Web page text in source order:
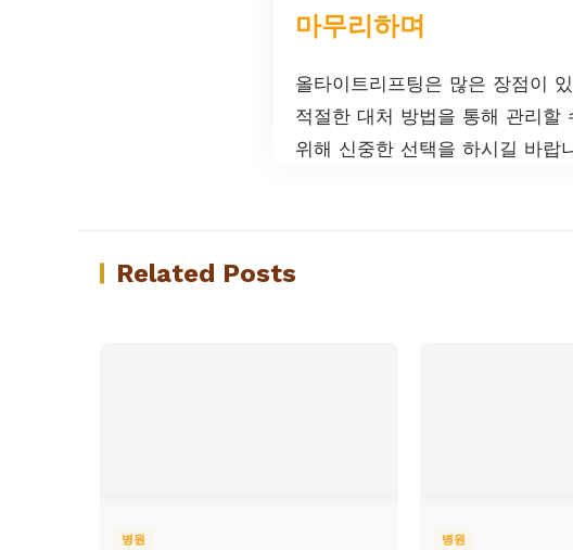
마무리하며
올타이트리프팅은 많은 장점이
적절한 대처 방법을 통해 관리할
위해 신중한 선택을 하시길 바랍
Related Posts
병원 병원